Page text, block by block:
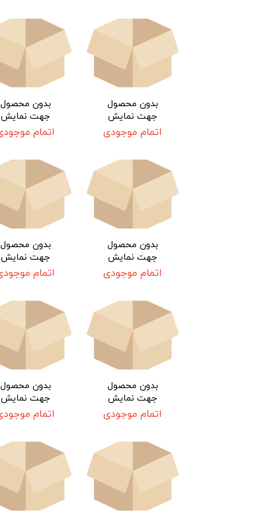
بدون محصول
جهت نمایش
اتمام موجودی
بدون محصول
جهت نمایش
اتمام
بدون محصول
جهت نمایش
اتمام موجودی
بدون محصول
جهت نمایش
اتمام
بدون محصول
جهت نمایش
اتمام موجودی
بدون محصول
جهت نمایش
اتمام